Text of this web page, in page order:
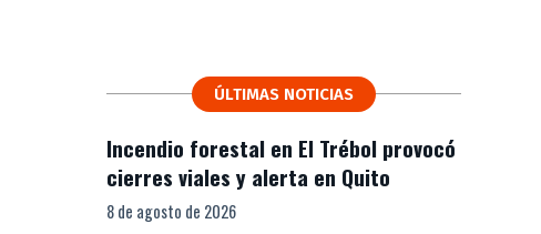
ÚLTIMAS NOTICIAS
Incendio forestal en El Trébol provocó
cierres viales y alerta en Quito
8 de agosto de 2026